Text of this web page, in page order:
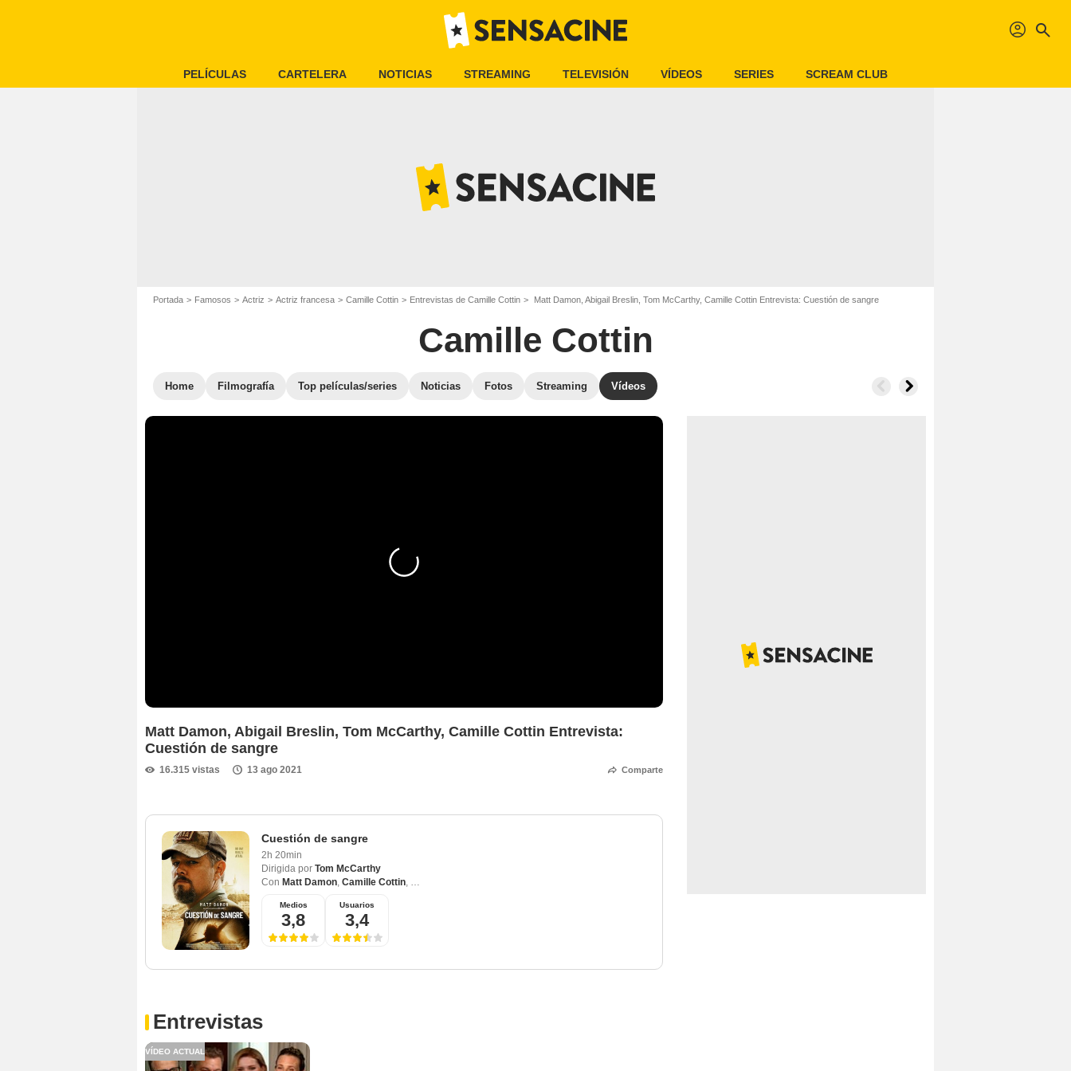
profil search
PELÍCULAS CARTELERA NOTICIAS STREAMING TELEVISIÓN VÍDEOS SERIES SCREAM CLUB
Portada Famosos Actriz Actriz francesa Camille Cottin Entrevistas de Camille Cottin Matt Damon, Abigail Breslin, Tom McCarthy, Camille Cottin Entrevista: Cuestión de sangre
Camille Cottin
Home Filmografía Top películas/series Noticias Fotos Streaming Vídeos
Matt Damon, Abigail Breslin, Tom McCarthy, Camille Cottin Entrevista:
Cuestión de sangre
16.315 vistas 13 ago 2021 Comparte
Cuestión de sangre
2h 20min
Dirigida por Tom McCarthy
Con Matt Damon, Camille Cottin, Abigail Breslin
Medios
3,8
Usuarios
3,4
Entrevistas
VÍDEO ACTUAL